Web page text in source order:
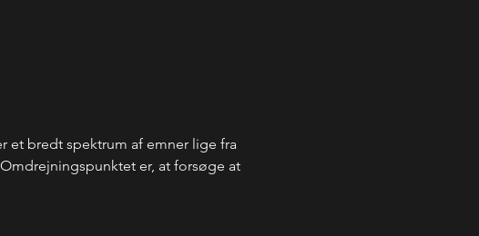
et bredt spektrum af emner lige fra
er, at forsøge at